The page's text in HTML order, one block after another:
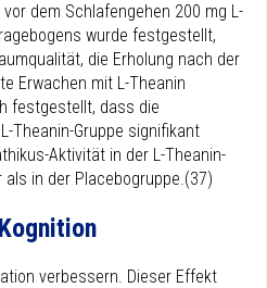
dem Schlafengehen 200 mg L-
wurde festgestellt,
die Erholung nach der
Erwachen mit L-Theanin
festgestellt, dass die
Theanin-Gruppe signifikant
Aktivität in der L-Theanin-
in der Placebogruppe.(37)
verbessern. Dieser Effekt